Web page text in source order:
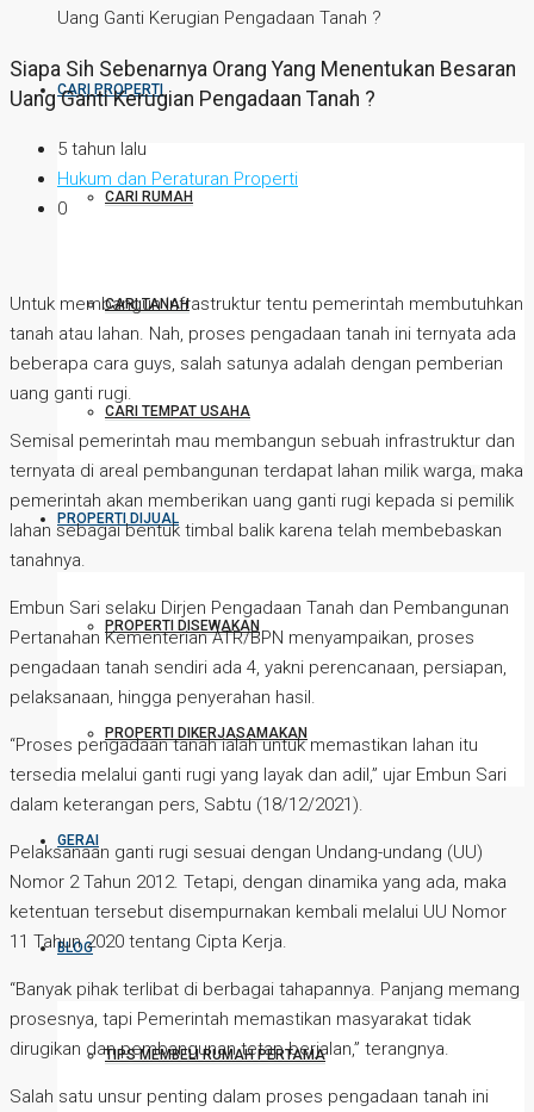
CARI PROPERTI
CARI RUMAH
CARI TANAH
CARI TEMPAT USAHA
PROPERTI DIJUAL
PROPERTI DISEWAKAN
PROPERTI DIKERJASAMAKAN
GERAI
BLOG
TIPS MEMBELI RUMAH PERTAMA
Uang Ganti Kerugian Pengadaan Tanah ?
Siapa Sih Sebenarnya Orang Yang Menentukan Besaran
Uang Ganti Kerugian Pengadaan Tanah ?
5 tahun lalu
Hukum dan Peraturan Properti
0
Untuk membangun infrastruktur tentu pemerintah membutuhkan
tanah atau lahan. Nah, proses pengadaan tanah ini ternyata ada
beberapa cara guys, salah satunya adalah dengan pemberian
uang ganti rugi.
Semisal pemerintah mau membangun sebuah infrastruktur dan
ternyata di areal pembangunan terdapat lahan milik warga, maka
pemerintah akan memberikan uang ganti rugi kepada si pemilik
lahan sebagai bentuk timbal balik karena telah membebaskan
tanahnya.
Embun Sari selaku Dirjen Pengadaan Tanah dan Pembangunan
Pertanahan Kementerian ATR/BPN menyampaikan, proses
pengadaan tanah sendiri ada 4, yakni perencanaan, persiapan,
pelaksanaan, hingga penyerahan hasil.
“Proses pengadaan tanah ialah untuk memastikan lahan itu
tersedia melalui ganti rugi yang layak dan adil,” ujar Embun Sari
dalam keterangan pers, Sabtu (18/12/2021).
Pelaksanaan ganti rugi sesuai dengan Undang-undang (UU)
Nomor 2 Tahun 2012. Tetapi, dengan dinamika yang ada, maka
ketentuan tersebut disempurnakan kembali melalui UU Nomor
11 Tahun 2020 tentang Cipta Kerja.
“Banyak pihak terlibat di berbagai tahapannya. Panjang memang
prosesnya, tapi Pemerintah memastikan masyarakat tidak
dirugikan dan pembangunan tetap berjalan,” terangnya.
Salah satu unsur penting dalam proses pengadaan tanah ini